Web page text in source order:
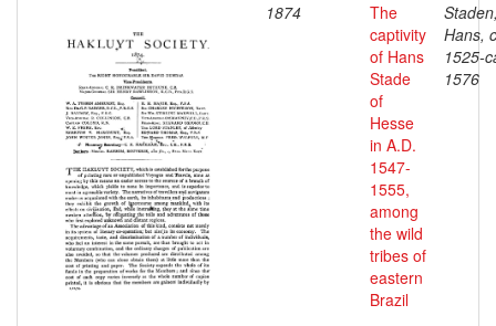
1874
The
captivity
of Hans
Stade
of
Hesse
in A.D.
1547-
1555,
among
the wild
tribes of
eastern
Brazil
Hans,
1525-
1576